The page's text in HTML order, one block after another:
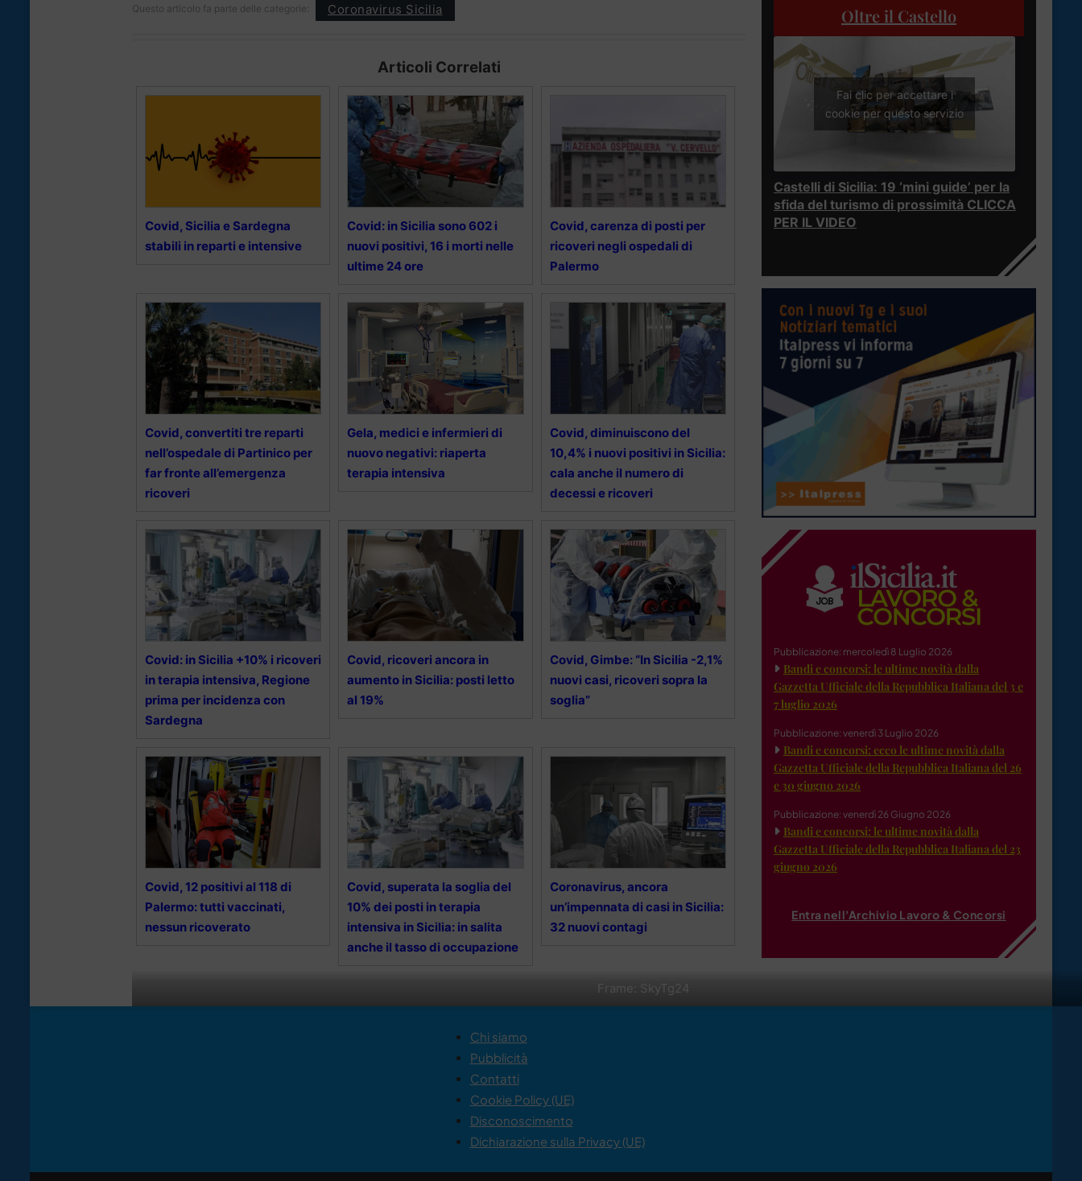
Frame: SkyTg24
Questo articolo fa parte delle categorie: Coronavirus Sicilia
Articoli Correlati
Covid, Sicilia e Sardegna
stabili in reparti e intensive
Covid: in Sicilia sono 602 i
nuovi positivi, 16 i morti nelle
ultime 24 ore
Covid, carenza di posti per
ricoveri negli ospedali di
Palermo
Covid, convertiti tre reparti
nell’ospedale di Partinico per
far fronte all’emergenza
ricoveri
Gela, medici e infermieri di
nuovo negativi: riaperta
terapia intensiva
Covid, diminuiscono del
10,4% i nuovi positivi in Sicilia:
cala anche il numero di
decessi e ricoveri
Covid: in Sicilia +10% i ricoveri
in terapia intensiva, Regione
prima per incidenza con
Sardegna
Covid, ricoveri ancora in
aumento in Sicilia: posti letto
al 19%
Covid, Gimbe: “In Sicilia -2,1%
nuovi casi, ricoveri sopra la
soglia”
Covid, 12 positivi al 118 di
Palermo: tutti vaccinati,
nessun ricoverato
Covid, superata la soglia del
10% dei posti in terapia
intensiva in Sicilia: in salita
anche il tasso di occupazione
Coronavirus, ancora
un’impennata di casi in Sicilia:
32 nuovi contagi
Oltre il Castello
Fai clic per accettare i
cookie per questo servizio
Castelli di Sicilia: 19 ‘mini guide’ per la
sfida del turismo di prossimità CLICCA
PER IL VIDEO
Pubblicazione: mercoledì 8 Luglio 2026
Bandi e concorsi: le ultime novità dalla
Gazzetta Ufficiale della Repubblica Italiana del 3 e
7 luglio 2026
Pubblicazione: venerdì 3 Luglio 2026
Bandi e concorsi: ecco le ultime novità dalla
Gazzetta Ufficiale della Repubblica Italiana del 26
e 30 giugno 2026
Pubblicazione: venerdì 26 Giugno 2026
Bandi e concorsi: le ultime novità dalla
Gazzetta Ufficiale della Repubblica Italiana del 23
giugno 2026
Entra nell'Archivio Lavoro & Concorsi
Chi siamo
Pubblicità
Contatti
Cookie Policy (UE)
Disconoscimento
Dichiarazione sulla Privacy (UE)